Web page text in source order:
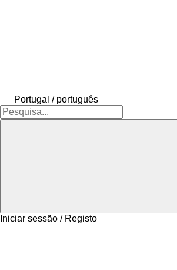
Portugal / português
Iniciar sessão / Registo